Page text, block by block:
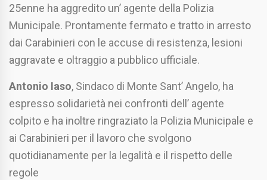
25enne ha aggredito un’ agente della Polizia
Municipale. Prontamente fermato e tratto in arresto
dai Carabinieri con le accuse di resistenza, lesioni
aggravate e oltraggio a pubblico ufficiale.
Antonio Iaso, Sindaco di Monte Sant’ Angelo, ha
espresso solidarietà nei confronti dell’ agente
colpito e ha inoltre ringraziato la Polizia Municipale e
ai Carabinieri per il lavoro che svolgono
quotidianamente per la legalità e il rispetto delle
regole